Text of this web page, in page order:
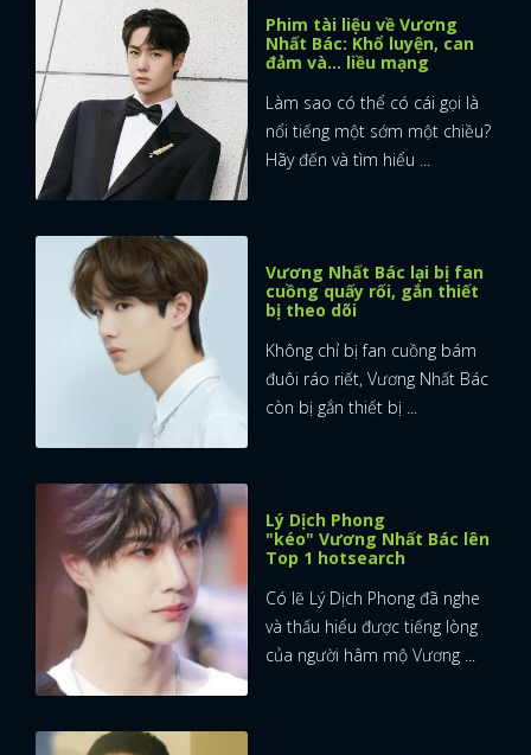
Phim tài liệu về Vương
Nhất Bác: Khổ luyện, can
đảm và... liều mạng
Làm sao có thể có cái gọi là
nổi tiếng một sớm một chiều?
Hãy đến và tìm hiểu ...
Vương Nhất Bác lại bị fan
cuồng quấy rối, gắn thiết
bị theo dõi
Không chỉ bị fan cuồng bám
đuôi ráo riết, Vương Nhất Bác
còn bị gắn thiết bị ...
Lý Dịch Phong
"kéo" Vương Nhất Bác lên
Top 1 hotsearch
Có lẽ Lý Dịch Phong đã nghe
và thấu hiểu được tiếng lòng
của người hâm mộ Vương ...